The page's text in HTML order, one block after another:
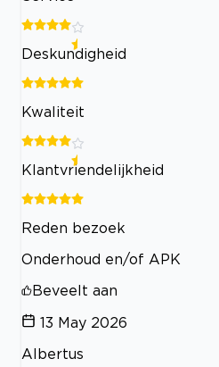
Deskundigheid
Kwaliteit
Klantvriendelijkheid
Reden bezoek
Onderhoud en/of APK
Beveelt aan
13 May 2026
Albertus